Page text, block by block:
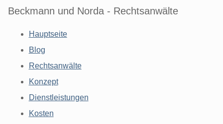
Beckmann und Norda - Rechtsanwälte
Hauptseite
Blog
Rechtsanwälte
Konzept
Dienstleistungen
Kosten